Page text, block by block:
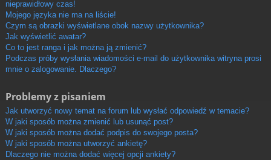
nieprawidłowy czas!
Mojego języka nie ma na liście!
Czym są obrazki wyświetlane obok nazwy użytkownika?
Jak wyświetlić awatar?
Co to jest ranga i jak można ją zmienić?
Podczas próby wysłania wiadomości e-mail do użytkownika witryna prosi
mnie o zalogowanie. Dlaczego?
Problemy z pisaniem
Jak utworzyć nowy temat na forum lub wysłać odpowiedź w temacie?
W jaki sposób można zmienić lub usunąć post?
W jaki sposób można dodać podpis do swojego posta?
W jaki sposób można utworzyć ankietę?
Dlaczego nie można dodać więcej opcji ankiety?